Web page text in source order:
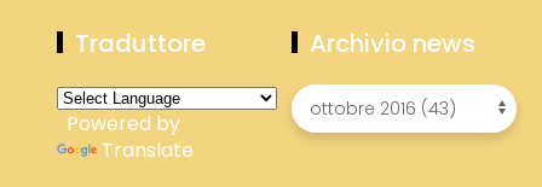
Traduttore
Powered by
Translate
Archivio news